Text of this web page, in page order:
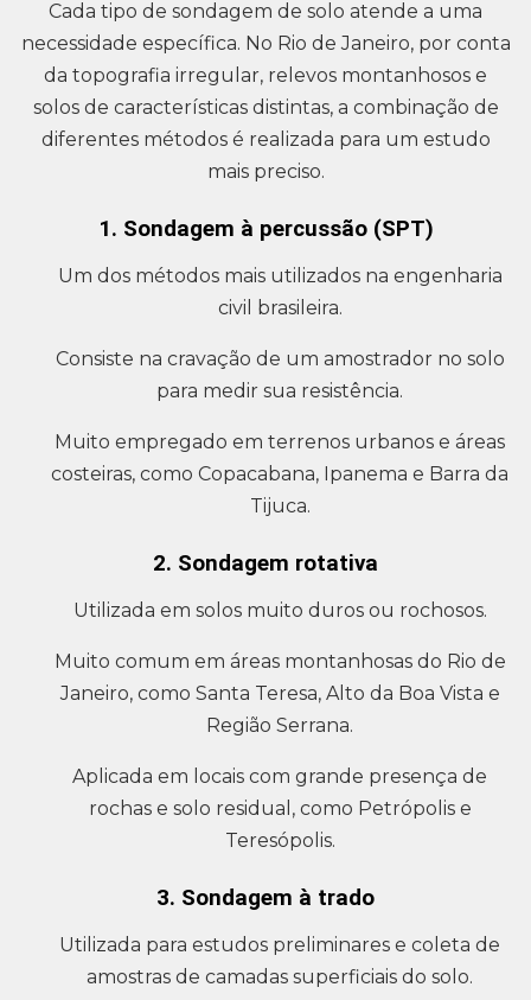
Cada tipo de sondagem de solo atende a uma
necessidade específica. No Rio de Janeiro, por conta
da topografia irregular, relevos montanhosos e
solos de características distintas, a combinação de
diferentes métodos é realizada para um estudo
mais preciso.
1. Sondagem à percussão (SPT)
Um dos métodos mais utilizados na engenharia
civil brasileira.
Consiste na cravação de um amostrador no solo
para medir sua resistência.
Muito empregado em terrenos urbanos e áreas
costeiras, como Copacabana, Ipanema e Barra da
Tijuca.
2. Sondagem rotativa
Utilizada em solos muito duros ou rochosos.
Muito comum em áreas montanhosas do Rio de
Janeiro, como Santa Teresa, Alto da Boa Vista e
Região Serrana.
Aplicada em locais com grande presença de
rochas e solo residual, como Petrópolis e
Teresópolis.
3. Sondagem à trado
Utilizada para estudos preliminares e coleta de
amostras de camadas superficiais do solo.